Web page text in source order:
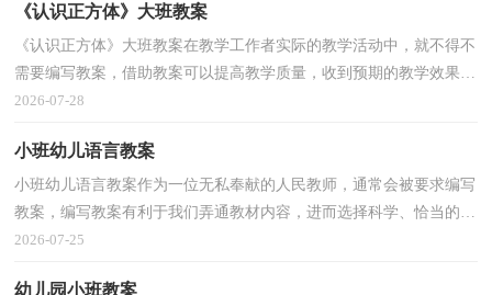
《认识正方体》大班教案
《认识正方体》大班教案在教学工作者实际的教学活动中，就不得不
需要编写教案，借助教案可以提高教学质量，收到预期的教学效果。
那么问题来了，教案应该怎么写？以下是小编整理的《认...
2026-07-28
小班幼儿语言教案
小班幼儿语言教案作为一位无私奉献的人民教师，通常会被要求编写
教案，编写教案有利于我们弄通教材内容，进而选择科学、恰当的教
学方法。那么问题来了，教案应该怎么写？以下是小编为...
2026-07-25
幼儿园小班教案